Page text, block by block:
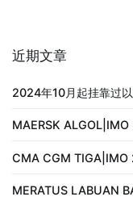
近期文章
2024年10月起挂靠过
MAERSK
CMA CGM
MERATUS LABUAN